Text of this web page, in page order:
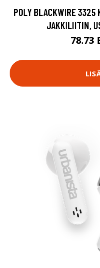
POLY BLACKWIRE 3325
JAKKILIITIN,
78.73